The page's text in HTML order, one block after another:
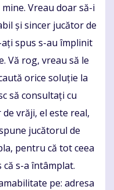
Vreau doar să-i
și sincer jucător de
spus s-au împlinit
Vă rog, vreau să le
orice soluție la
să consultați cu
vrăji, el este real,
jucătorul de
pentru că tot ceea
că s-a întâmplat.
pe: adresa